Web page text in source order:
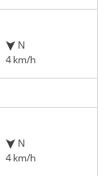
N
4 km/h
N
4 km/h